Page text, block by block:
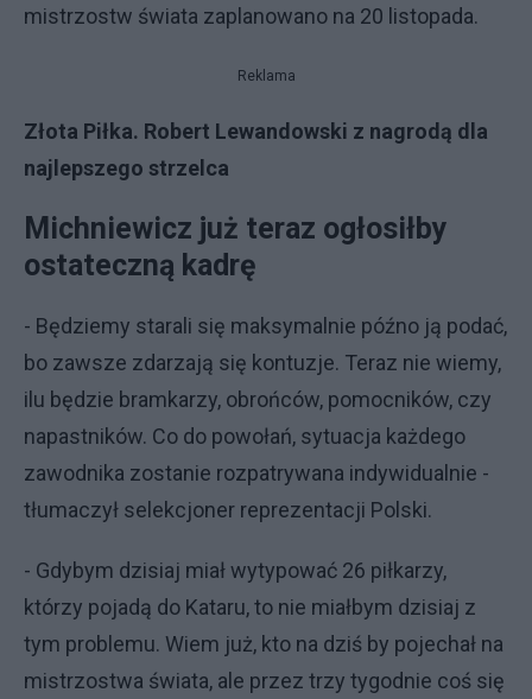
mistrzostw świata zaplanowano na 20 listopada.
Reklama
Złota Piłka. Robert Lewandowski z nagrodą dla
najlepszego strzelca
Michniewicz już teraz ogłosiłby
ostateczną kadrę
- Będziemy starali się maksymalnie późno ją podać,
bo zawsze zdarzają się kontuzje. Teraz nie wiemy,
ilu będzie bramkarzy, obrońców, pomocników, czy
napastników. Co do powołań, sytuacja każdego
zawodnika zostanie rozpatrywana indywidualnie -
tłumaczył selekcjoner reprezentacji Polski.
- Gdybym dzisiaj miał wytypować 26 piłkarzy,
którzy pojadą do Kataru, to nie miałbym dzisiaj z
tym problemu. Wiem już, kto na dziś by pojechał na
mistrzostwa świata, ale przez trzy tygodnie coś się